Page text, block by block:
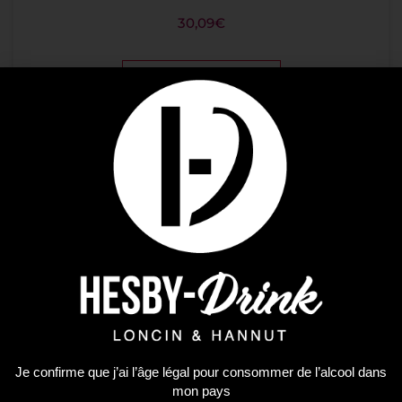
30,09€
AJOUTER AU PANIER
Je confirme que j’ai l’âge légal pour consommer de l’alcool dans
mon pays